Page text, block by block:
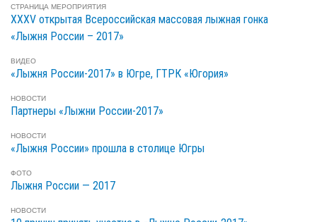
СТРАНИЦА МЕРОПРИЯТИЯ
XXXV открытая Всероссийская массовая лыжная гонка
«Лыжня России – 2017»
ВИДЕО
«Лыжня России-2017» в Югре, ГТРК «Югория»
НОВОСТИ
Партнеры «Лыжни России-2017»
НОВОСТИ
«Лыжня России» прошла в столице Югры
ФОТО
Лыжня России — 2017
НОВОСТИ